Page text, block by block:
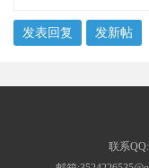
发表回复 发新帖
联系